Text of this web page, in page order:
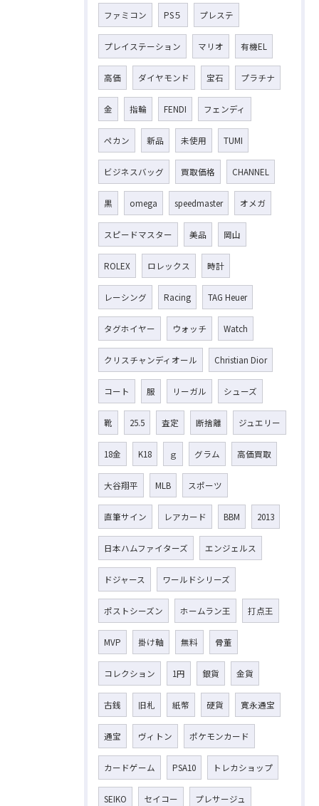
ファミコン PS５ プレステ
プレイステーション マリオ 有機EL
高価 ダイヤモンド 宝石 プラチナ
金 指輪 FENDI フェンディ
ペカン 新品 未使用 TUMI
ビジネスバッグ 買取価格 CHANNEL
黒 omega speedmaster オメガ
スピードマスター 美品 岡山
ROLEX ロレックス 時計
レーシング Racing TAG Heuer
タグホイヤー ウォッチ Watch
クリスチャンディオール Christian Dior
コート 服 リーガル シューズ
靴 25.5 査定 断捨離 ジュエリー
18金 K18 ｇ グラム 高価買取
大谷翔平 MLB スポーツ
直筆サイン レアカード BBM 2013
日本ハムファイターズ エンジェルス
ドジャース ワールドシリーズ
ポストシーズン ホームラン王 打点王
MVP 掛け軸 無料 骨董
コレクション 1円 銀貨 金貨
古銭 旧札 紙幣 硬貨 寛永通宝
通宝 ヴィトン ポケモンカード
カードゲーム PSA10 トレカショップ
SEIKO セイコー プレサージュ